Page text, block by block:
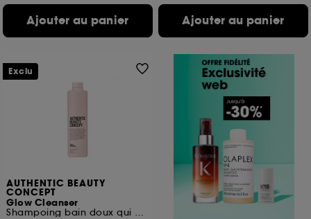
Ajouter au panier Ajouter au panier
AUTHENTIC BEAUTY
CONCEPT
Glow Cleanser
Shampoing bain doux qui préserve la couleur des cheveux
Exclu